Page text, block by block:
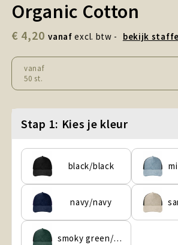
Snoepgoed en Koek
Sport, Spel en Speelgoed
Strand en Zomer
Tassen
Textiel, Kleding en Caps
Wijngeschenken
Organic Cotton
€ 4,20 vanaf excl. btw - bekijk
vanaf
50 st.
Stap 1: Kies je kleur
black/black
navy/navy
smoky green/black